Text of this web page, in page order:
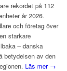
rekordet på 112
år 2026.
och företag över
starkare
– danska
betydelsen av den
Läs mer →